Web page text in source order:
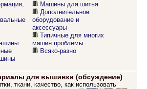
Машины для шитья
Дополнительное
оборудование и
аксессуары
Типичные для многих
машин проблемы
Всяко-разно
для вышивки (обсуждение)
ткани, качество, как использовать